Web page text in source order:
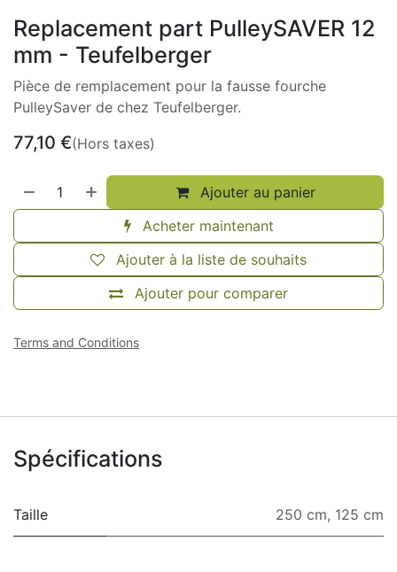
Replacement part PulleySAVER 12
mm - Teufelberger
Pièce de remplacement pour la fausse fourche
PulleySaver de chez Teufelberger.
77,10 €(Hors taxes)
Ajouter au panier
Acheter maintenant
Ajouter pour comparer
Ajouter à la liste de souhaits
Terms and Conditions
Spécifications
Taille 250 cm, 125 cm